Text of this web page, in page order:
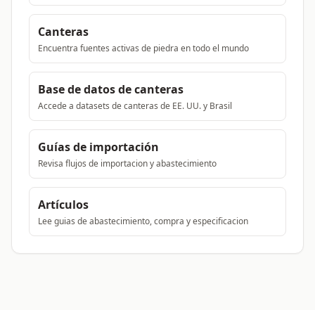
Canteras
Encuentra fuentes activas de piedra en todo el mundo
Base de datos de canteras
Accede a datasets de canteras de EE. UU. y Brasil
Guías de importación
Revisa flujos de importacion y abastecimiento
Artículos
Lee guias de abastecimiento, compra y especificacion